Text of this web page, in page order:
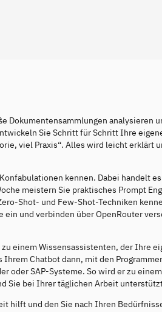
analysieren
Sie Schritt für Schritt Ihre
viel Praxis“. Alles wird leicht erklärt
kennen. Dabei handelt
meistern Sie praktisches Prompt
Shot- und Few-Shot-Techniken
und verbinden über OpenRouter
einem Wissensassistenten, der Ihre
Chatbot dann, mit den
oder SAP-Systeme. So wird er zu einem
Sie bei Ihrer täglichen Arbeit
hilft und den Sie nach Ihren